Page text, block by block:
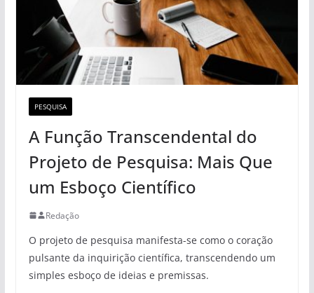
PESQUISA
A Função Transcendental do
Projeto de Pesquisa: Mais Que
um Esboço Científico
Redação
O projeto de pesquisa manifesta-se como o coração
pulsante da inquirição científica, transcendendo um
simples esboço de ideias e premissas.